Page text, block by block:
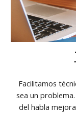
Facilitamos
sea un
del habla